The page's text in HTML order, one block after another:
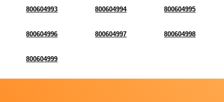
800604993 800604994 800604995
800604996 800604997 800604998
800604999